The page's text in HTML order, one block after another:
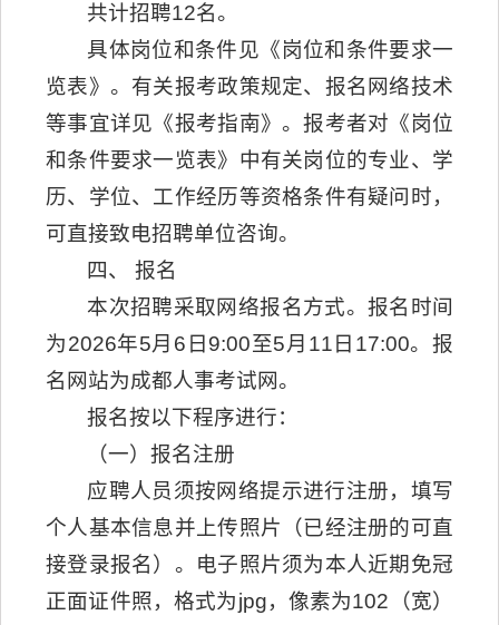
共计招聘12名。
具体岗位和条件见《岗位和条件要求一
览表》。有关报考政策规定、报名网络技术
等事宜详见《报考指南》。报考者对《岗位
和条件要求一览表》中有关岗位的专业、学
历、学位、工作经历等资格条件有疑问时，
可直接致电招聘单位咨询。
四、 报名
本次招聘采取网络报名方式。报名时间
为2026年5月6日9:00至5月11日17:00。报
名网站为成都人事考试网。
报名按以下程序进行：
（一）报名注册
应聘人员须按网络提示进行注册，填写
个人基本信息并上传照片（已经注册的可直
接登录报名）。电子照片须为本人近期免冠
正面证件照，格式为jpg，像素为102（宽）